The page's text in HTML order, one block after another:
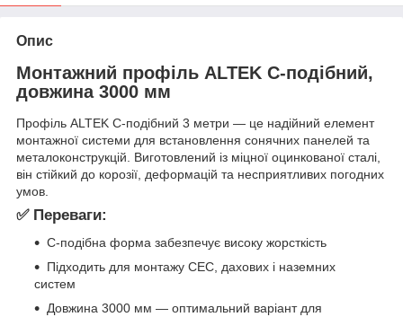
Опис
Монтажний профіль ALTEK C-подібний,
довжина 3000 мм
Профіль ALTEK C-подібний 3 метри — це надійний елемент
монтажної системи для встановлення сонячних панелей та
металоконструкцій. Виготовлений із міцної оцинкованої сталі,
він стійкий до корозії, деформацій та несприятливих погодних
умов.
✅ Переваги:
C-подібна форма забезпечує високу жорсткість
Підходить для монтажу СЕС, дахових і наземних
систем
Довжина 3000 мм — оптимальний варіант для